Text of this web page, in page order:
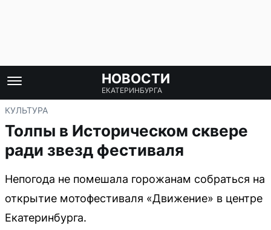
НОВОСТИ
ЕКАТЕРИНБУРГА
КУЛЬТУРА
Толпы в Историческом сквере
ради звезд фестиваля
Непогода не помешала горожанам собраться на
открытие мотофестиваля «Движение» в центре
Екатеринбурга.